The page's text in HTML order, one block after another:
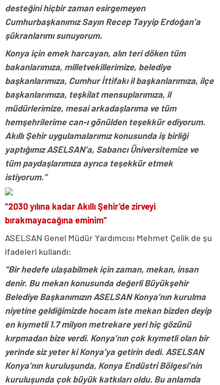
desteğini hiçbir zaman esirgemeyen
Cumhurbaşkanımız Sayın Recep Tayyip Erdoğan’a
şükranlarımı sunuyorum.
Konya için emek harcayan, alın teri döken tüm
bakanlarımıza, milletvekillerimize, belediye
başkanlarımıza, Cumhur İttifakı il başkanlarımıza, ilçe
başkanlarımıza, teşkilat mensuplarımıza, il
müdürlerimize, mesai arkadaşlarıma ve tüm
hemşehrilerime can-ı gönülden teşekkür ediyorum.
Akıllı Şehir uygulamalarımız konusunda iş birliği
yaptığımız ASELSAN’a, Sabancı Üniversitemize ve
tüm paydaşlarımıza ayrıca teşekkür etmek
istiyorum.”
“2030 yılına kadar Akıllı Şehir’de zirveyi
bırakmayacağına eminim”
ASELSAN Genel Müdür Yardımcısı Mehmet Çelik de şu
ifadeleri kullandı:
“Bir hedefe ulaşabilmek için zaman, mekan, insan
denir. Bu mekan konusunda değerli Büyükşehir
Belediye Başkanımızın ASELSAN Konya’nın kurulma
niyetine geldiğimizde hocam iste mekan bizden deyip
en kıymetli 1.7 milyon metrekare yeri hiç gözünü
kırpmadan bize verdi. Konya’nın çok kıymetli olan bir
yerinde siz yeter ki Konya’ya getirin dedi. ASELSAN
Konya’nın kuruluşunda, Konya Endüstri Bölgesi’nin
kuruluşunda çok büyük katkıları oldu. Bu anlamda